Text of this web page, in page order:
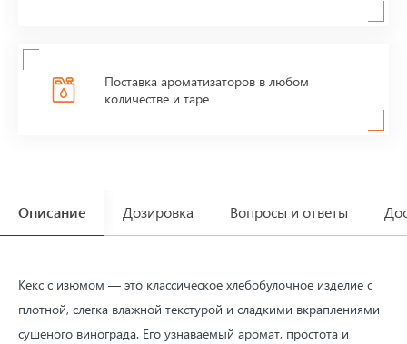
Поставка ароматизаторов в любом
количестве и таре
Описание Дозировка Вопросы и ответы
Кекс с изюмом — это классическое хлебобулочное изделие с
плотной, слегка влажной текстурой и сладкими вкраплениями
сушеного винограда. Его узнаваемый аромат, простота и